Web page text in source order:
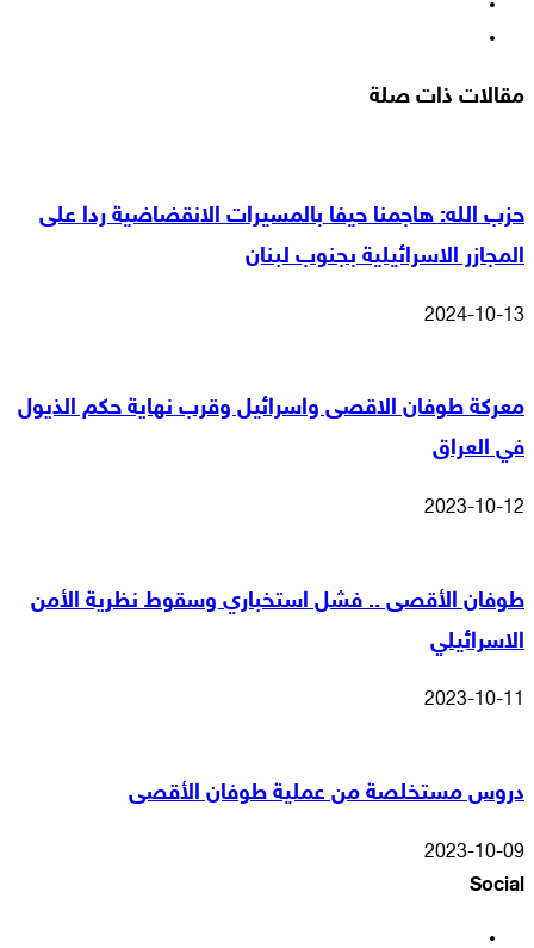
مقالات ذات صلة
حزب الله: هاجمنا حيفا بالمسيرات الانقضاضية ردا على
المجازر الاسرائيلية بجنوب لبنان
2024-10-13
معركة طوفان الاقصى واسرائيل وقرب نهاية حكم الذيول
في العراق
2023-10-12
طوفان الأقصى .. فشل استخباري وسقوط نظرية الأمن
الاسرائيلي
2023-10-11
دروس مستخلصة من عملية طوفان الأقصى
2023-10-09
Social